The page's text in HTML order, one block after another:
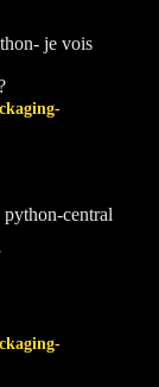
je vois
python-central